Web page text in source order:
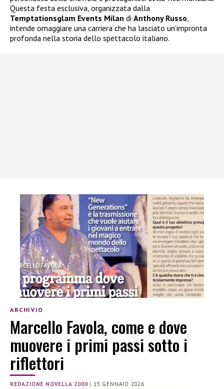
Questa festa esclusiva, organizzata dalla
Temptationsglam Events Milan di Anthony Russo
intende omaggiare una carriera che ha lasciato un’impronta
profonda nella storia dello spettacolo italiano.
ARCHIVIO
Marcello Favola, come e dove
muovere i primi passi sotto i
riflettori
REDAZIONE NOVELLA 2000| 15 GENNAIO 2026